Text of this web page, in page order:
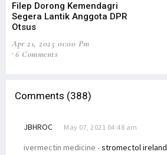
Filep Dorong Kemendagri
Segera Lantik Anggota DPR
Otsus
Apr 21, 2025 01:00 Pm
6 Comments
Comments (388)
JBHROC May 07, 2021 04:48 am
ivermectin medicine -stromectol ireland